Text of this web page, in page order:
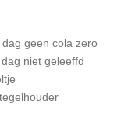
dag geen cola zero
niet geleeffd